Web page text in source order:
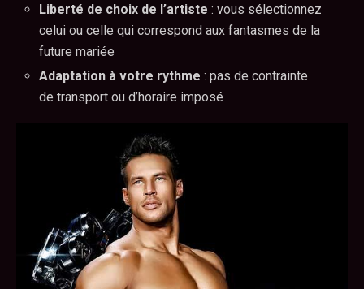
Liberté de choix de l’artiste : vous sélectionnez
celui ou celle qui correspond aux fantasmes de la
future mariée
Adaptation à votre rythme : pas de contrainte
de transport ou d’horaire imposé